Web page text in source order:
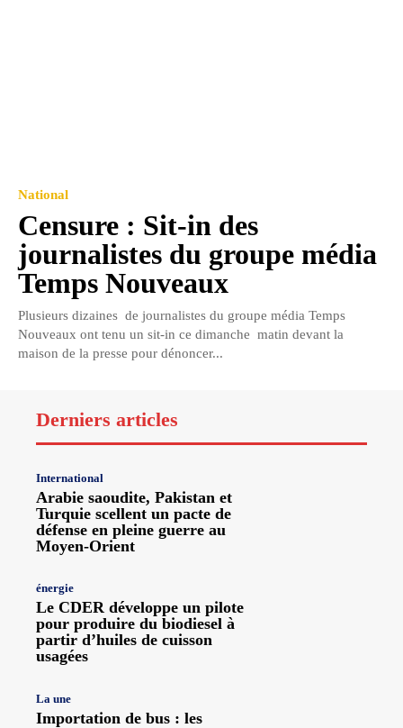
National
Censure : Sit-in des
journalistes du groupe média
Temps Nouveaux
Plusieurs dizaines de journalistes du groupe média Temps
Nouveaux ont tenu un sit-in ce dimanche matin devant la
maison de la presse pour dénoncer...
Derniers articles
International
Arabie saoudite, Pakistan et
Turquie scellent un pacte de
défense en pleine guerre au
Moyen-Orient
énergie
Le CDER développe un pilote
pour produire du biodiesel à
partir d’huiles de cuisson
usagées
La une
Importation de bus : les